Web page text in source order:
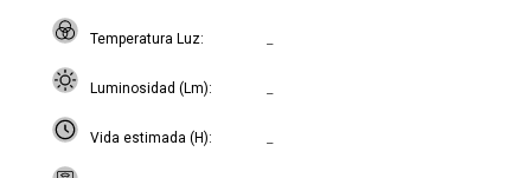
Temperatura Luz
Luminosidad (Lm)
Vida estimada (H)